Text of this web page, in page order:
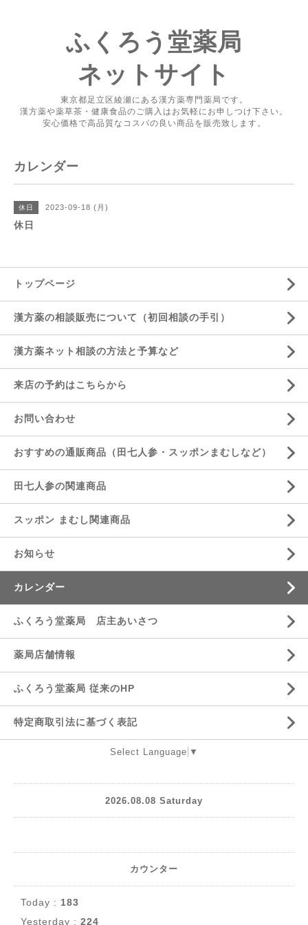
ふくろう堂薬局
ネットサイト
東京都足立区綾瀬にある漢方薬専門薬局です。
漢方薬や薬草茶・健康食品のご購入はお気軽にお申しつけ下さい。
安心価格で高品質なコスパの良い商品を販売致します。
カレンダー
休日 2023-09-18 (月)
休日
トップページ
漢方薬の相談販売について（初回相談の手引）
漢方薬ネット相談の方法と予算など
来店の予約はこちらから
お問い合わせ
おすすめの通販商品（田七人参・スッポンまむしなど）
田七人参の関連商品
スッポン まむし関連商品
お知らせ
カレンダー
ふくろう堂薬局 店主あいさつ
薬局店舗情報
ふくろう堂薬局 従来のHP
特定商取引法に基づく表記
Select Language ▼
2026.08.08 Saturday
カウンター
Today : 183
Yesterday : 224